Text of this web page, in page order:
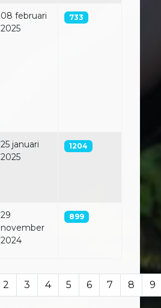
08 februari
2025
733
25 januari
2025
1204
29
november
2024
899
Pagina 1 van 23
2 3 4 5 6 7 8 9